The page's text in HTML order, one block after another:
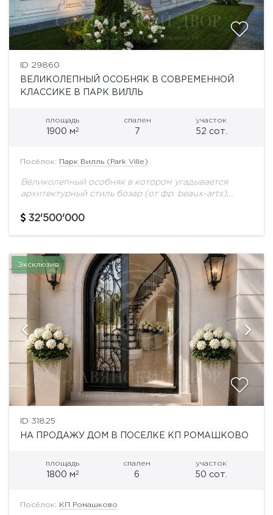
ID 29860
ВЕЛИКОЛЕПНЫЙ ОСОБНЯК В СОВРЕМЕННОЙ
КЛАССИКЕ В ПАРК ВИЛЛЬ
площадь
1900 м2
спален
7
участок
52 сот.
Посёлок: Парк Вилль (Park Ville)
Великолепный особняк в котором угадывается
архитектурный стиль бозар (от фр. beaux-arts),
протяжении ста с лишним лет господствовавший в
32'500'000
Эксклюзив
ID 31825
НА ПРОДАЖУ ДОМ В ПОСЕЛКЕ КП РОМАШКОВО
площадь
1800 м2
спален
6
участок
50 сот.
Посёлок: КП Ромашково